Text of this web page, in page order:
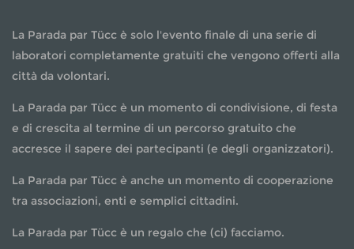
La Parada par Tücc è solo l'evento finale di una serie di
laboratori completamente gratuiti che vengono offerti alla
città da volontari.
La Parada par Tücc è un momento di condivisione, di festa
e di crescita al termine di un percorso gratuito che
accresce il sapere dei partecipanti (e degli organizzatori).
La Parada par Tücc è anche un momento di cooperazione
tra associazioni, enti e semplici cittadini.
La Parada par Tücc è un regalo che (ci) facciamo.